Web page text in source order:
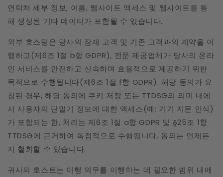
연락처 세부 정보, 이름, 웹사이트 액세스 및 웹사이트를 통
해 생성된 기타 데이터가 포함될 수 있습니다.
외부 호스팅은 당사의 잠재 고객 및 기존 고객과의 계약을 이
행하고(제6조 1절 b항 GDPR), 전문 제공업체가 당사의 온라
인 서비스를 안전하고 신속하며 효율적으로 제공하기 위한
목적으로 수행됩니다(제6조 1절 f항 GDPR). 해당 동의가 요
청된 경우, 해당 동의에 쿠키 저장 또는 TTDSG의 의미 내에
서 사용자의 단말기 정보에 대한 액세스(예: 기기 지문 인식)
가 포함되는 한, 처리는 제6조 1절 a항 GDPR 및 §25조 1항
TTDSG에 근거하여 독점적으로 수행됩니다. 동의는 언제든
지 철회할 수 있습니다.
귀사의 호스트는 이행 의무를 이행하는 데 필요한 범위 내에